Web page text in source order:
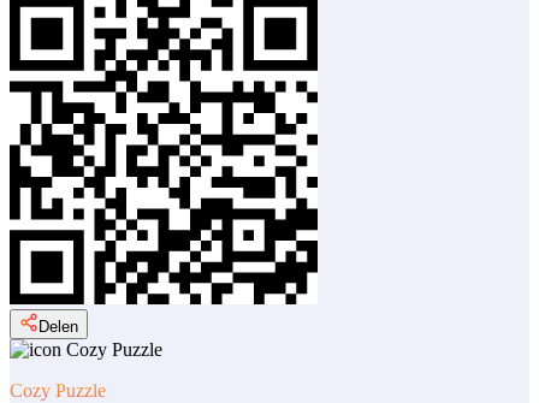
Delen
Cozy Puzzle